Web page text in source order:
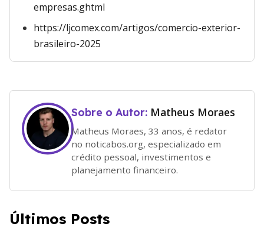
empresas.ghtml
https://ljcomex.com/artigos/comercio-exterior-
brasileiro-2025
Sobre o Autor: Matheus Moraes
Matheus Moraes, 33 anos, é redator
no noticabos.org, especializado em
crédito pessoal, investimentos e
planejamento financeiro.
Últimos Posts